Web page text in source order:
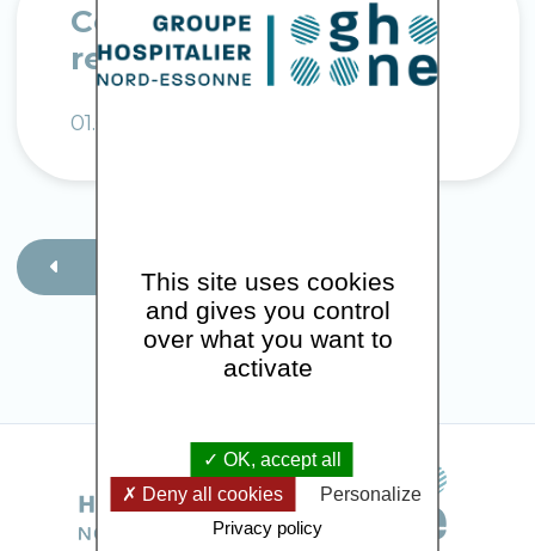
Comment prendre
rendez-vous ?
01.69.15.91.40
Retour
This site uses cookies
and gives you control
over what you want to
activate
OK, accept all
Deny all cookies
Personalize
Privacy policy